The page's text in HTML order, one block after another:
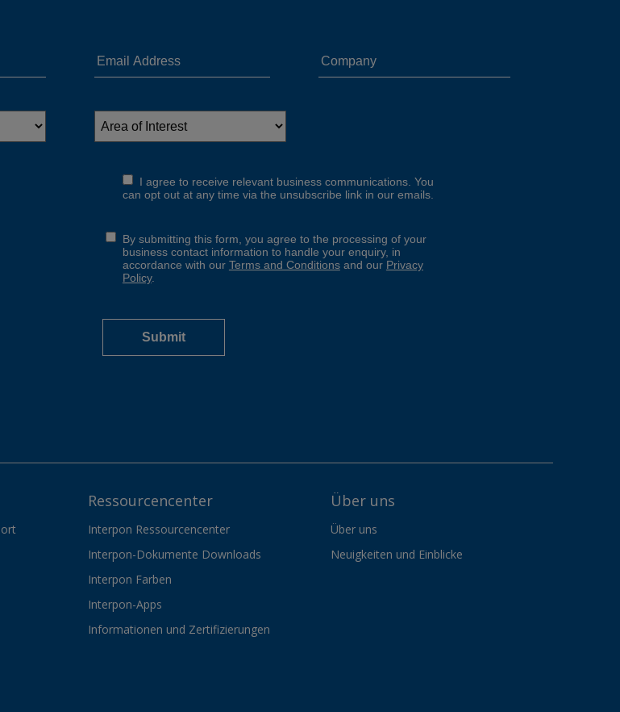
Ressourcencenter
Interpon Ressourcencenter
Interpon-Dokumente Downloads
Interpon Farben
Interpon-Apps
Informationen und Zertifizierungen
Über uns
Über uns
Neuigkeiten und Einblicke